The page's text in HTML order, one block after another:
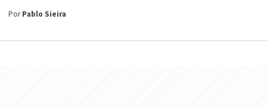
PorPablo Sieira